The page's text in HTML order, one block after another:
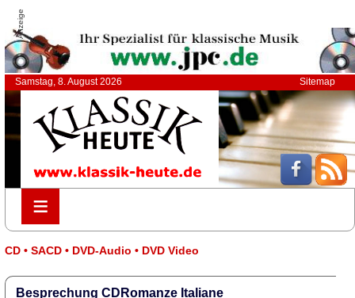
Anzeige
Samstag, 8. August 2026 Sitemap
≡
≡
CD • SACD • DVD-Audio • DVD Video
Besprechung CDRomanze Italiane